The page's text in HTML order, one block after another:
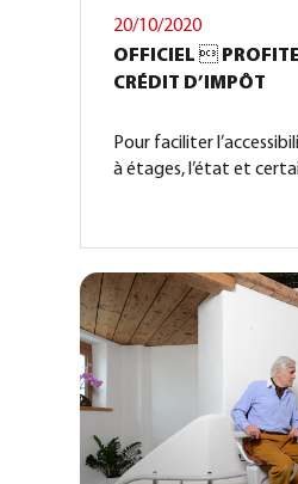
20/10/2020
OFFICIEL 
CRÉDIT D’IMPÔT
Pour faciliter
à étages, l’état et